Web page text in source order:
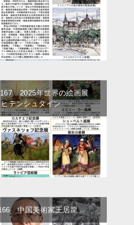
2025年世界の絵画展
テンシュタイン
中国美術家王居龍